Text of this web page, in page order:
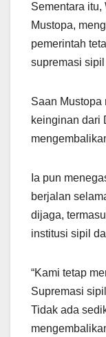
Sementara itu,
Mustopa,
pemerintah
supremasi
Saan Mustopa
keinginan dari
Ia pun
berjalan
dijaga,
institusi sipil
“Kami tetap
Supremasi
Tidak ada